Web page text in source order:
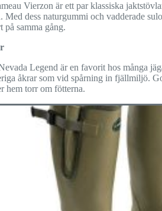
Vierzon är ett par klassiska
Med dess naturgummi och vadderade
på samma gång.
Legend är en favorit hos många
åkrar som vid spårning in fjällmiljö.
hem torr om fötterna.